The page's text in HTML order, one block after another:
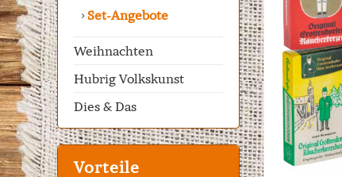
Set-Angebote
Weihnachten
Hubrig Volkskunst
Dies & Das
Vorteile